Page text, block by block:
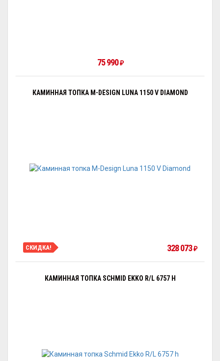
75 990₽
КАМИННАЯ ТОПКА M-DESIGN LUNA 1150 V DIAMOND
СКИДКА! 328 073₽
КАМИННАЯ ТОПКА SCHMID EKKO R/L 6757 H